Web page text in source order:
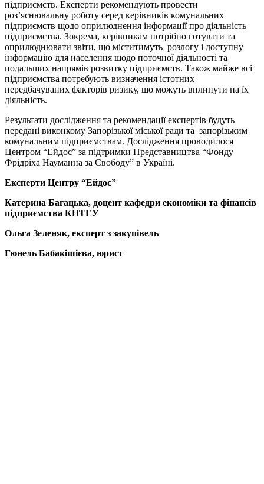
підприємств. Експерти рекомендують провести
роз’яснювальну роботу серед керівників комунальних
підприємств щодо оприлюднення інформації про діяльність
підприємства. Зокрема, керівникам потрібно готувати та
оприлюднювати звіти, що міститимуть розлогу і доступну
інформацію для населення щодо поточної діяльності та
подальших напрямів розвитку підприємств. Також майже всі
підприємства потребують визначення істотних
передбачуваних факторів ризику, що можуть вплинути на їх
діяльність.
Результати дослідження та рекомендації експертів будуть
передані виконкому Запорізької міської ради та запорізьким
комунальним підприємствам. Дослідження проводилося
Центром “Ейдос” за підтримки Представництва “Фонду
Фрідріха Науманна за Свободу” в Україні.
Експерти Центру “Ейдос”
Катерина Багацька, доцент кафедри економіки та фінансів
підприємства КНТЕУ
Ольга Зеленяк, експерт з закупівель
Гюнель Бабакішієва, юрист